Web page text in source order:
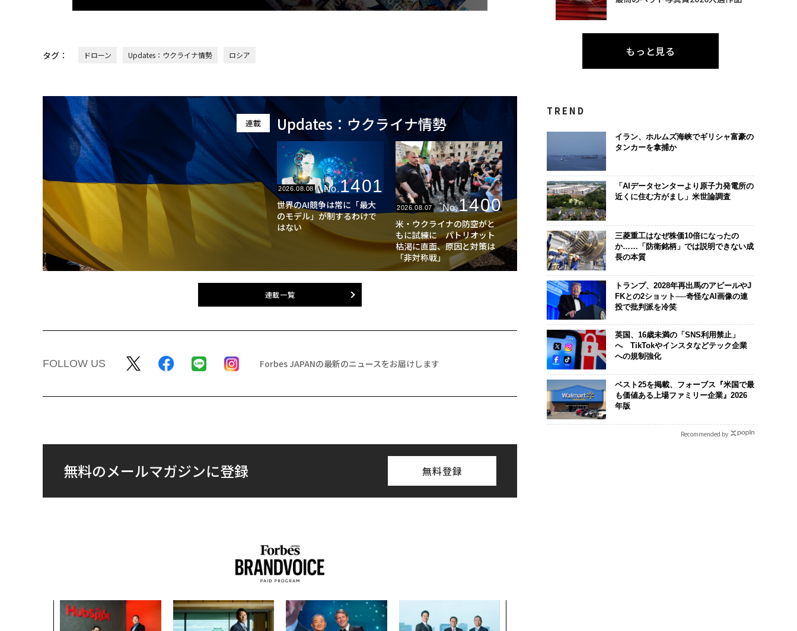
タグ： ドローン Updates：ウクライナ情勢 ロシア
連載 Updates：ウクライナ情勢
2026.08.08 No.1401
世界のAI競争は常に「最大
のモデル」が制するわけで
はない
2026.08.07 No.1400
米・ウクライナの防空がと
もに試練に パトリオット
枯渇に直面、原因と対策は
「非対称戦」
連載一覧
FOLLOW US Forbes JAPANの最新のニュースをお届けします
無料のメールマガジンに登録 無料登録
もっと見る
TREND
イラン、ホルムズ海峡でギリシャ富豪の
タンカーを拿捕か
「AIデータセンターより原子力発電所の
近くに住む方がまし」米世論調査
三菱重工はなぜ株価10倍になったの
か……「防衛銘柄」では説明できない成
長の本質
トランプ、2028年再出馬のアピールやJ
FKとの2ショット──奇怪なAI画像の連
投で批判派を冷笑
英国、16歳未満の「SNS利用禁止」
へ TikTokやインスタなどテック企業
への規制強化
ベスト25を掲載、フォーブス『米国で最
も価値ある上場ファミリー企業』2026
年版
Recommended by